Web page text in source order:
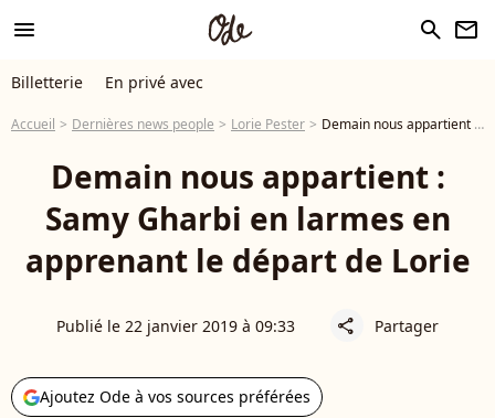
menu search newsletter
Billetterie En privé avec
Accueil Dernières news people Lorie Pester Demain nous appartient : Samy Gharbi en larmes en apprenant le départ de Lorie
Demain nous appartient :
Samy Gharbi en larmes en
apprenant le départ de Lorie
Publié le 22 janvier 2019 à 09:33 share Partager
Ajoutez Ode à vos sources préférées